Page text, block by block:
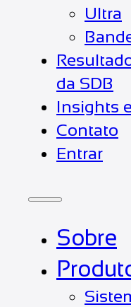
Ultra
da SDB
Insights
Contato
Entrar
Sobre